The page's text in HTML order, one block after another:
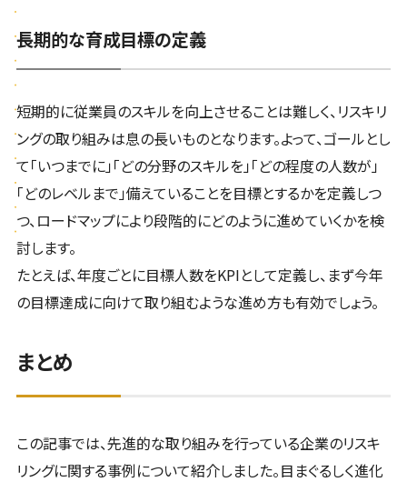
長期的な育成目標の定義
短期的に従業員のスキルを向上させることは難しく、リスキリ
ングの取り組みは息の長いものとなります。よって、ゴールとし
て「いつまでに」「どの分野のスキルを」「どの程度の人数が」
「どのレベルまで」備えていることを目標とするかを定義しつ
つ、ロードマップにより段階的にどのように進めていくかを検
討します。
たとえば、年度ごとに目標人数をKPIとして定義し、まず今年
の目標達成に向けて取り組むような進め方も有効でしょう。
まとめ
この記事では、先進的な取り組みを行っている企業のリスキ
リングに関する事例について紹介しました。目まぐるしく進化